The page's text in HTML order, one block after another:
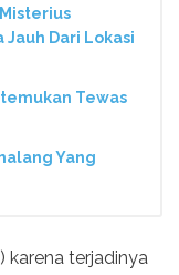
Jauh Dari Lokasi
Tewas
Yang
karena terjadinya